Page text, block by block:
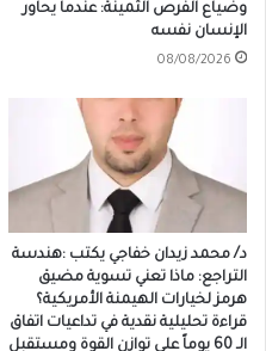
وضياع الفرص الثمينة: عندما يحاور
الإنسان نفسه
08/08/2026
د/ محمد زيدان خفاجي يكتب :هندسة
التراجع: ماذا تعني تسوية مضيق
هرمز لخيارات الهيمنة الأمريكية؟
قراءة تحليلية نقدية في تداعيات اتفاق
الـ 60 يوماً على توازن القوة ومستقبل